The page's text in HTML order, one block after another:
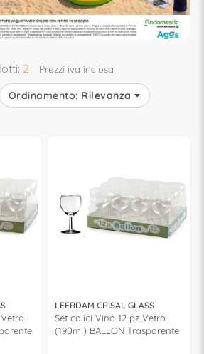
2 Prezzi iva inclusa
Ordinamento: Rilevanza
LEERDAM CRISAL GLASS
Set calici Vino 12 pz Vetro
(190ml) BALLON Trasparente